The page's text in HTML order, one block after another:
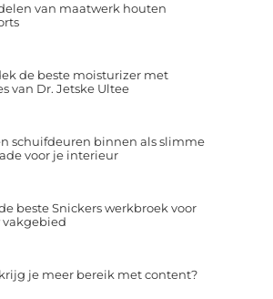
van maatwerk houten
de beste moisturizer met
van Dr. Jetske Ultee
schuifdeuren binnen als slimme
voor je interieur
beste Snickers werkbroek voor
vakgebied
je meer bereik met content?